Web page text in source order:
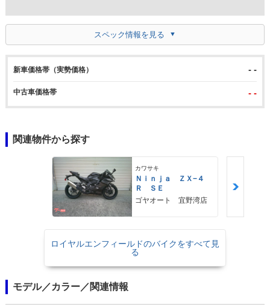
スペック情報を見る
新車価格帯（実勢価格） - -
中古車価格帯 - -
関連物件から探す
カワサキ
Ｎｉｎｊａ ＺＸ−４
Ｒ ＳＥ
ゴヤオート 宜野湾店
ロイヤルエンフィールドのバイクをすべて見
る
モデル／カラー／関連情報